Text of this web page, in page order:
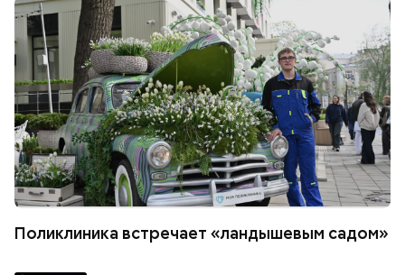
Поликлиника встречает «ландышевым садом»